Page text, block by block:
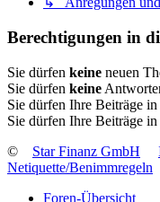
Berechtigungen in
Sie dürfen keine neuen
Sie dürfen keine
Sie dürfen Ihre Beiträge
Sie dürfen Ihre Beiträge
©
Star Finanz GmbH
Netiquette/Benimmregeln
Foren-Übersicht